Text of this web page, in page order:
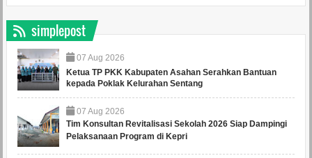
simplepost
07 Aug 2026
Ketua TP PKK Kabupaten Asahan Serahkan Bantuan
kepada Poklak Kelurahan Sentang
07 Aug 2026
Tim Konsultan Revitalisasi Sekolah 2026 Siap Dampingi
Pelaksanaan Program di Kepri